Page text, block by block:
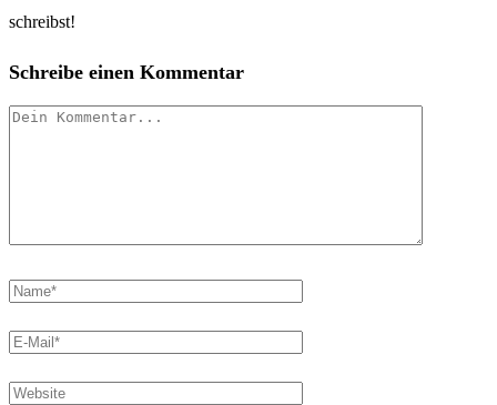
schreibst!
Schreibe einen Kommentar